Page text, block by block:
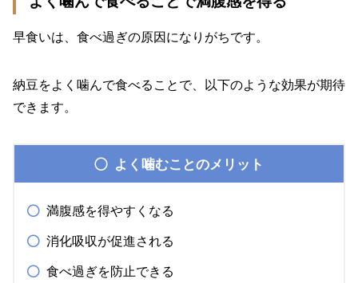
早食いは、食べ過ぎの原因になりがちです。
納豆をよく噛んで食べることで、以下のような効果が期待
できます。
よく噛むことのメリット
満腹感を得やすくなる
消化吸収が促進される
食べ過ぎを防止できる